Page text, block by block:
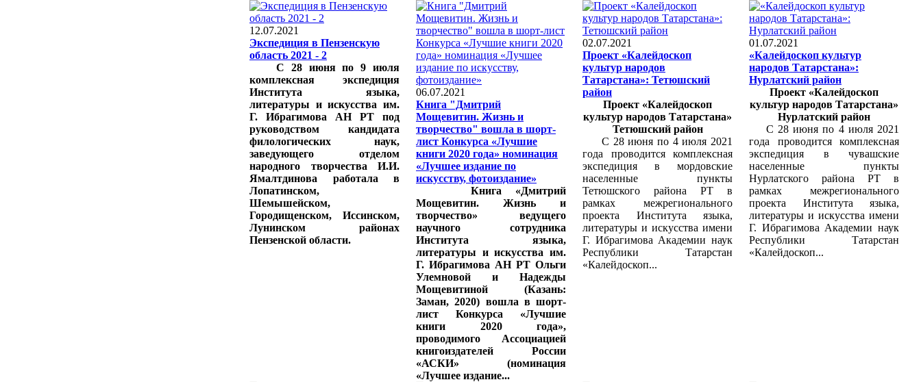
12.07.2021
Экспедиция в Пензенскую
область 2021 - 2
С 28 июня по 9 июля
комплексная экспедиция
Института языка,
литературы и искусства им.
Г. Ибрагимова АН РТ под
руководством кандидата
филологических наук,
заведующего отделом
народного творчества И.И.
Ямалтдинова работала в
Лопатинском,
Шемышейском,
Городищенском, Иссинском,
Лунинском районах
Пензенской области.
06.07.2021
Книга "Дмитрий
Мощевитин. Жизнь и
творчество" вошла в шорт-
лист Конкурса «Лучшие
книги 2020 года» номинация
«Лучшее издание по
искусству, фотоиздание»
Книга «Дмитрий
Мощевитин. Жизнь и
творчество» ведущего
научного сотрудника
Института языка,
литературы и искусства им.
Г. Ибрагимова АН РТ Ольги
Улемновой и Надежды
Мощевитиной (Казань:
Заман, 2020) вошла в шорт-
лист Конкурса «Лучшие
книги 2020 года»,
проводимого Ассоциацией
книгоиздателей России
«АСКИ» (номинация
«Лучшее издание...
02.07.2021
Проект «Калейдоскоп
культур народов
Татарстана»: Тетюшский
район
Проект «Калейдоскоп
культур народов Татарстана»
Тетюшский район
С 28 июня по 4 июля 2021
года проводится комплексная
экспедиция в мордовские
населенные пункты
Тетюшского района РТ в
рамках межрегионального
проекта Института языка,
литературы и искусства имени
Г. Ибрагимова Академии наук
Республики Татарстан
«Калейдоскоп...
01.07.2021
«Калейдоскоп культур
народов Татарстана»:
Нурлатский район
Проект «Калейдоскоп
культур народов Татарстана»
Нурлатский район
С 28 июня по 4 июля 2021
года проводится комплексная
экспедиция в чувашские
населенные пункты
Нурлатского района РТ в
рамках межрегионального
проекта Института языка,
литературы и искусства имени
Г. Ибрагимова Академии наук
Республики Татарстан
«Калейдоскоп...